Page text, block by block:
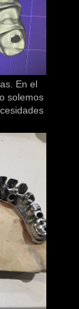
En el
solemos